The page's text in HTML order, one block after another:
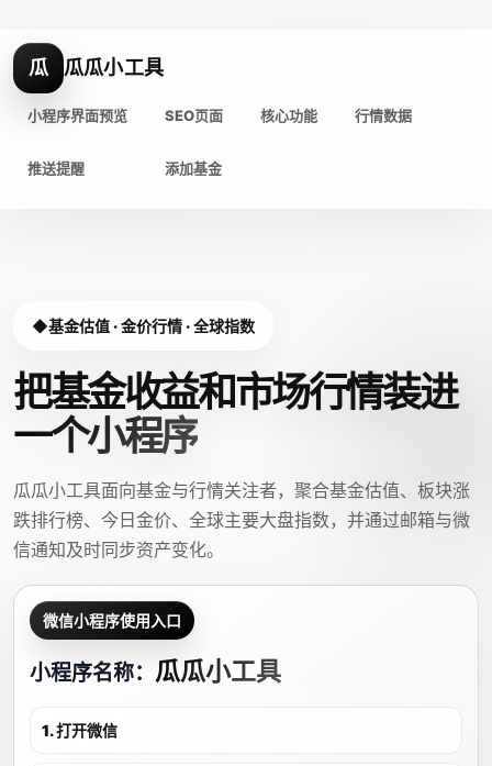
瓜 瓜瓜小工具
小程序界面预览 SEO页面 核心功能 行情数据
推送提醒 添加基金
基金估值 · 金价行情 · 全球指数
把基金收益和市场行情装进
一个小程序
瓜瓜小工具面向基金与行情关注者，聚合基金估值、板块涨
跌排行榜、今日金价、全球主要大盘指数，并通过邮箱与微
信通知及时同步资产变化。
微信小程序使用入口
小程序名称： 瓜瓜小工具
1. 打开微信